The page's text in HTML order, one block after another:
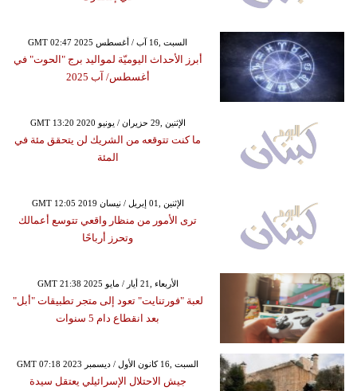
GMT 02:47 2025 السبت ,16 آب / أغسطس
أبرز الأحداث اليوميّة لمواليد برج "الحوت" في
أغسطس/ آب 2025
GMT 13:20 2020 الإثنين ,29 حزيران / يونيو
ما كنت تتوقعه من الشريك لن يتحقق مئة في
المئة
GMT 12:05 2019 الإثنين ,01 إبريل / نيسان
ترى الأمور من منظار واقعي تتوسع أعمالك
وتحرز أرباحًا
GMT 21:38 2025 الأربعاء ,21 أيار / مايو
لعبة "فورتنايت" تعود إلى متجر تطبيقات "أبل"
بعد انقطاع دام 5 سنوات
GMT 07:18 2023 السبت ,16 كانون الأول / ديسمبر
جيش الاحتلال الإسرائيلي يعتقل سيدة